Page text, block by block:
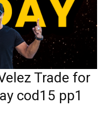
Trade for
cod15 pp1